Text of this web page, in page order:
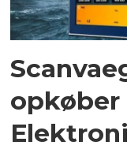
opkøber